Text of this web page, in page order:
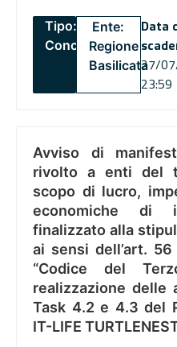
Tipo:
Concorsi
Ente:
Regione
Basilicata
Data
27/
23:59
Avviso di
rivolto a enti del
scopo di lucro,
economiche di
finalizzato alla
ai sensi dell’art.
“Codice del
realizzazione delle
Task 4.2 e 4.3 del
IT-LIFE